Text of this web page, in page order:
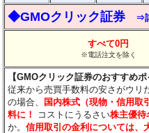
◆GMOクリック証券 ⇒
すべて0円
※電話注文を除く
【GMOクリック証券のおすすめポ
従来から売買手数料の安さがウリ
の場合、 国内株式（現物・信用取
料に！
コストにうるさい株主優待
か。信用取引の金利については、